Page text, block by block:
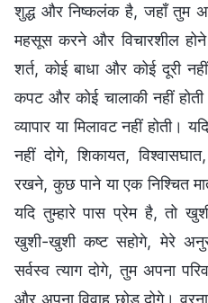
शुद्ध और निष्कलंक है, जहाँ तुम
महसूस करने और विचारशील
शर्त, कोई बाधा और कोई दूरी
कपट और कोई चालाकी नहीं
व्यापार या मिलावट नहीं होती।
नहीं दोगे, शिकायत,
रखने, कुछ पाने या एक निश्चित
यदि तुम्हारे पास प्रेम है, तो
खुशी-खुशी कष्ट सहोगे, मेरे
सर्वस्व त्याग दोगे, तुम अपना
और अपना विवाह छोड़ दोगे।